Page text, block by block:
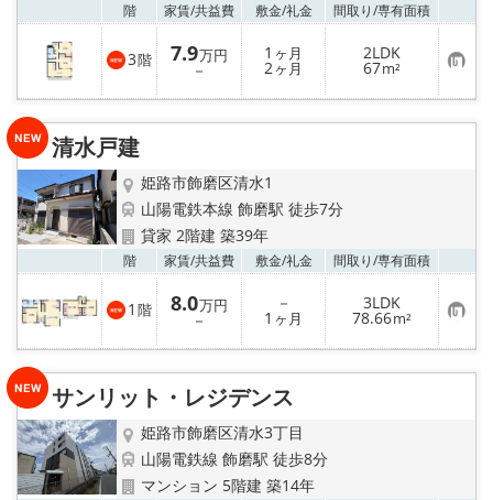
階 家賃/共益費 敷金/礼金 間取り/専有面積
3階 7.9万円
－
1 ヶ月
2ヶ月
2LDK
67m² お
気
に
り
清水戸建
姫路市飾磨区清水1
山陽電鉄本線 飾磨駅 徒歩7分
貸家 2階建 築39年
階 家賃/共益費 敷金/礼金 間取り/専有面積
1 階 8.0万円
－
－
1 ヶ月
3LDK
78.66m² お
気
に
り
サンリット・レジデンス
姫路市飾磨区清水3丁目
山陽電鉄線 飾磨駅 徒歩8分
マンション 5階建 築14年